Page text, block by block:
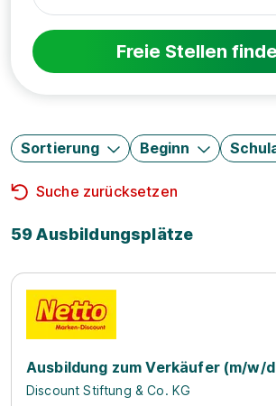
Freie Stellen
Sortierung Beginn
Suche zurücksetzen
59 Ausbildungsplätze
Ausbildung zum Verkäufer (m/w/
Discount Stiftung & Co. KG